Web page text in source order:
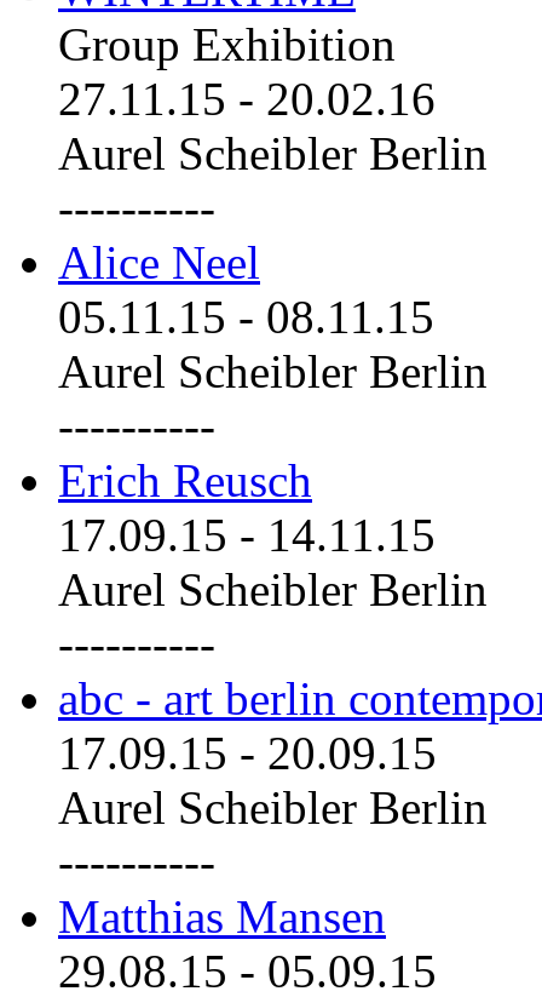
Group Exhibition
27.11.15 - 20.02.16
Aurel Scheibler Berlin
----------
Alice Neel
05.11.15 - 08.11.15
Aurel Scheibler Berlin
----------
Erich Reusch
17.09.15 - 14.11.15
Aurel Scheibler Berlin
----------
abc - art berlin
17.09.15 - 20.09.15
Aurel Scheibler Berlin
----------
Matthias Mansen
29.08.15 - 05.09.15